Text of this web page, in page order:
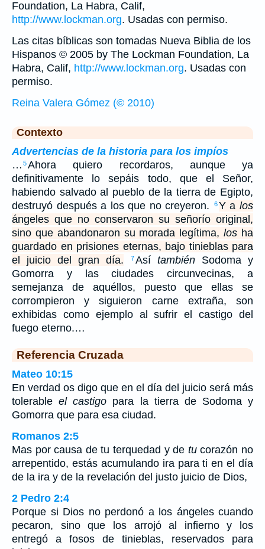
Foundation, La Habra, Calif,
http://www.lockman.org. Usadas con permiso.
Las citas bíblicas son tomadas Nueva Biblia de los
Hispanos © 2005 by The Lockman Foundation, La
Habra, Calif, http://www.lockman.org. Usadas con
permiso.
Reina Valera Gómez (© 2010)
Contexto
Advertencias de la historia para los impíos
… 5Ahora quiero recordaros, aunque ya
definitivamente lo sepáis todo, que el Señor,
habiendo salvado al pueblo de la tierra de Egipto,
destruyó después a los que no creyeron.
6Y alos
ángeles que no conservaron su señorío original,
sino que abandonaron su morada legítima,los ha
guardado en prisiones eternas, bajo tinieblas para
el juicio del gran día.
7Así también Sodoma y
Gomorra y las ciudades circunvecinas, a
semejanza de aquéllos, puesto que ellas se
corrompieron y siguieron carne extraña, son
exhibidas como ejemplo al sufrir el castigo del
fuego eterno.…
Referencia Cruzada
Mateo 10:15
En verdad os digo que en el día del juicio será más
tolerableel castigo para la tierra de Sodoma y
Gomorra que para esa ciudad.
Romanos 2:5
Mas por causa de tu terquedad y de tucorazón no
arrepentido, estás acumulando ira para ti en el día
de la ira y de la revelación del justo juicio de Dios,
2 Pedro 2:4
Porque si Dios no perdonó a los ángeles cuando
pecaron, sino que los arrojó al infierno y los
entregó a fosos de tinieblas, reservados para